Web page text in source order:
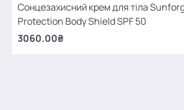
Сонцезахисний крем для тіла
Protection Body Shield SPF 50
3060.00₴